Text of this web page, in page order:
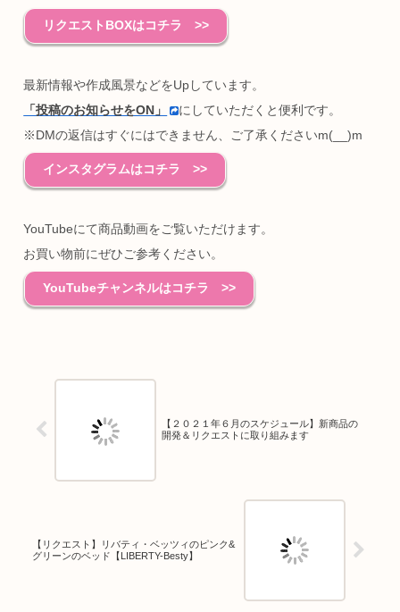
リクエストBOXはコチラ >>
最新情報や作成風景などをUpしています。
「投稿のお知らせをON」
にしていただくと便利です。
※DMの返信はすぐにはできません、ご了承くださいm(__)m
インスタグラムはコチラ >>
YouTubeにて商品動画をご覧いただけます。
お買い物前にぜひご参考ください。
YouTubeチャンネルはコチラ >>
【２０２１年６月のスケジュール】新商品の
開発＆リクエストに取り組みます
【リクエスト】リバティ・ベッツィのピンク&
グリーンのベッド【LIBERTY-Besty】